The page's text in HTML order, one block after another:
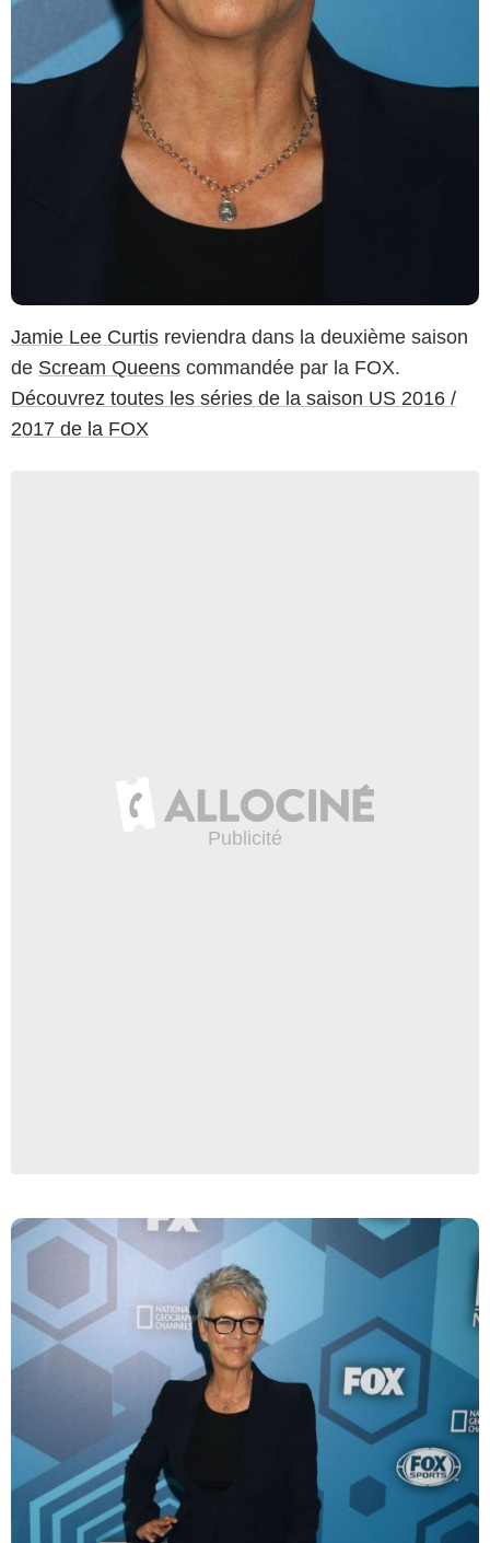
Jamie Lee Curtis reviendra dans la deuxième saison
de Scream Queens commandée par la FOX.
Découvrez toutes les séries de la saison US 2016 /
2017 de la FOX